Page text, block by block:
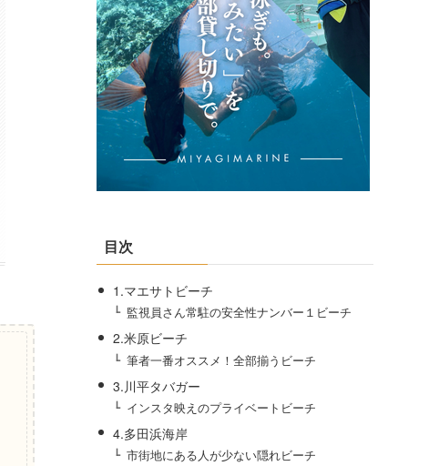
目次
1.マエサトビーチ
監視員さん常駐の安全性ナンバー１ビーチ
2.米原ビーチ
筆者一番オススメ！全部揃うビーチ
3.川平タバガー
インスタ映えのプライベートビーチ
4.多田浜海岸
市街地にある人が少ない隠れビーチ